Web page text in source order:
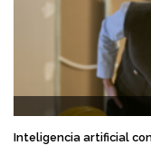
Inteligencia artificial